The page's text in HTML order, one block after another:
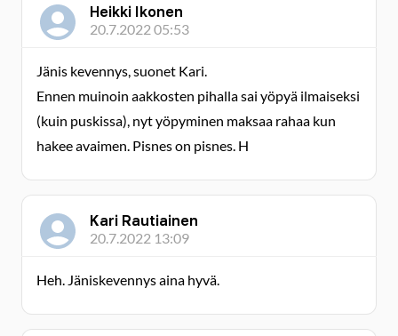
Heikki Ikonen
20.7.2022 05:53
Jänis kevennys, suonet Kari.
Ennen muinoin aakkosten pihalla sai yöpyä ilmaiseksi
(kuin puskissa), nyt yöpyminen maksaa rahaa kun
hakee avaimen. Pisnes on pisnes. H
Kari Rautiainen
20.7.2022 13:09
Heh. Jäniskevennys aina hyvä.